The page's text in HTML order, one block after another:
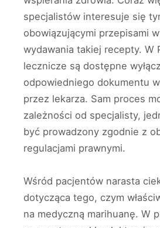
specjalistów interesuje się
obowiązującymi przepisami
wydawania takiej recepty. W
lecznicze są dostępne
odpowiedniego dokumentu
przez lekarza. Sam proces
zależności od specjalisty,
być prowadzony zgodnie z
regulacjami prawnymi.
Wśród pacjentów narasta
dotycząca tego, czym
na medyczną marihuanę. W